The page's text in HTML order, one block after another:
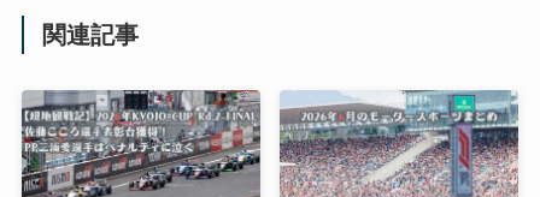
関連記事